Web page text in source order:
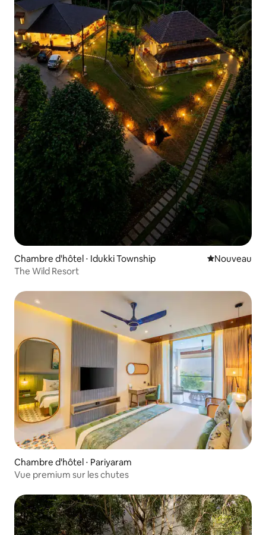
Chambre d'hôtel ⋅ Idukki Township Nouvel
Nouveau
The Wild Resort
Chambre d'hôtel ⋅ Pariyaram
Vue premium sur les chutes